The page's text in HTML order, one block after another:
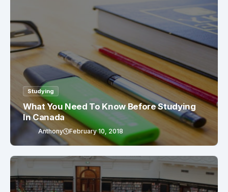
Studying
What You Need To Know Before Studying
In Canada
Anthony February 10, 2018